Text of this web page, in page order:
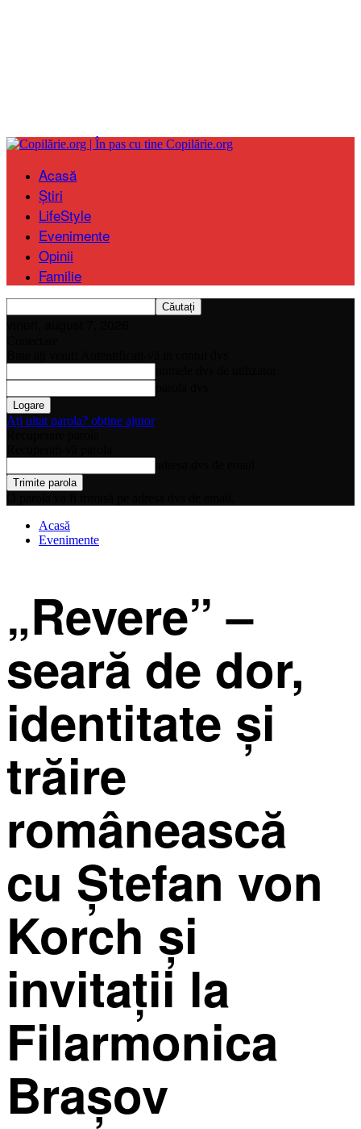
Copilărie.org
Acasă
Știri
LifeStyle
Evenimente
Opinii
Familie
Ați uitat parola? obține ajutor
Acasă
Evenimente
„Revere” –
seară de dor,
identitate și
trăire
românească
cu Ştefan von
Korch şi
invitaţii la
Filarmonica
Braşov